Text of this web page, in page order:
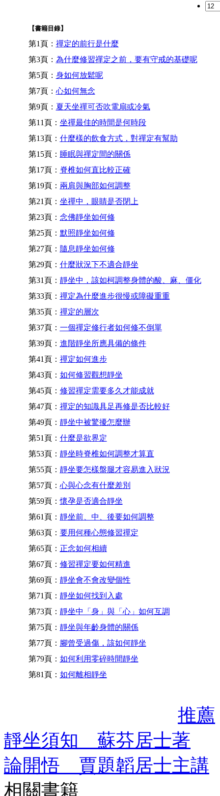
【書籍目錄】
第1頁： 禪定的前行是什麼
第3頁： 為什麼修習禪定之前，要有守戒的基礎呢
第5頁： 身如何放鬆呢
第7頁： 心如何無念
第9頁： 夏天坐禪可否吹電扇或冷氣
第11頁： 坐禪最佳的時間是何時段
第13頁： 什麼樣的飲食方式，對禪定有幫助
第15頁： 睡眠與禪定間的關係
第17頁： 脊椎如何直比較正確
第19頁： 兩肩與胸部如何調整
第21頁： 坐禪中，眼睛是否閉上
第23頁： 念佛靜坐如何修
第25頁： 默照靜坐如何修
第27頁： 隨息靜坐如何修
第29頁： 什麼狀況下不適合靜坐
第31頁： 靜坐中，該如柯調整身體的酸、麻、僵化
第33頁： 禪定為什麼進步很慢或障礙重重
第35頁： 禪定的層次
第37頁： 一個禪定修行者如何修不倒單
第39頁： 進階靜坐所應具備的條件
第41頁： 禪定如何進步
第43頁： 如何修習觀想靜坐
第45頁： 修習禪定需要多久才能成就
第47頁： 禪定的知識具足再修是否比較好
第49頁： 靜坐中被驚擾怎麼辦
第51頁： 什麼是欲界定
第53頁： 靜坐時脊椎如何調整才算直
第55頁： 靜坐要怎樣盤腿才容易進入狀況
第57頁： 心與心念有什麼差別
第59頁：懷孕是否適合靜坐
第61頁： 靜坐前、中、後要如何調整
第63頁： 要用何種心態修習禪定
第65頁： 正念如何相續
第67頁： 修習禪定要如何精進
第69頁： 靜坐會不會改變個性
第71頁： 靜坐如何找到入處
第73頁： 靜坐中「身」與「心」如何互調
第75頁： 靜坐與年齡身體的關係
第77頁： 腳曾受過傷，該如何靜坐
第79頁： 如何利用零碎時間靜坐
第81頁： 如何離相靜坐
推薦
靜坐須知 蘇芬居士著
論開悟 賈題韜居士主講
相關書籍